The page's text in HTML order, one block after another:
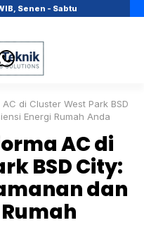
Senen - Sabtu
di Cluster West Park BSD
Energi Rumah Anda
AC di
BSD City:
dan